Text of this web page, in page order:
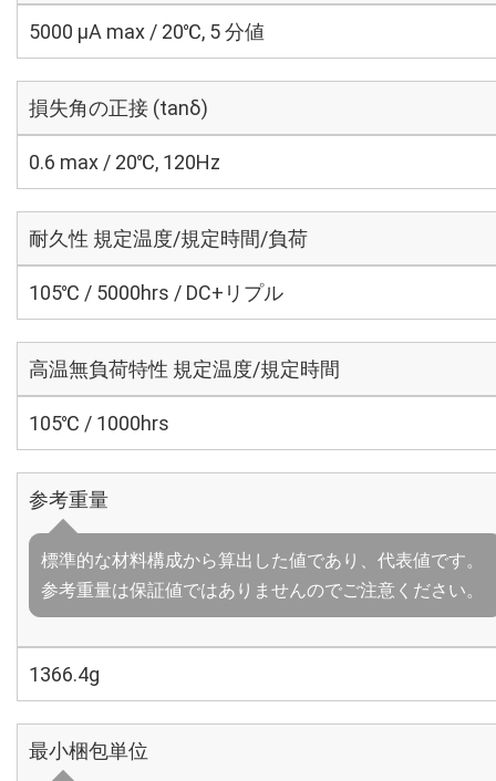
5000 μA max / 20℃, 5 分値
損失角の正接 (tanδ)
0.6 max / 20℃, 120Hz
耐久性 規定温度/規定時間/負荷
105℃ / 5000hrs / DC+リプル
高温無負荷特性 規定温度/規定時間
105℃ / 1000hrs
参考重量
標準的な材料構成から算出した値であり、代表値です。
参考重量は保証値ではありませんのでご注意ください。
1366.4g
最小梱包単位